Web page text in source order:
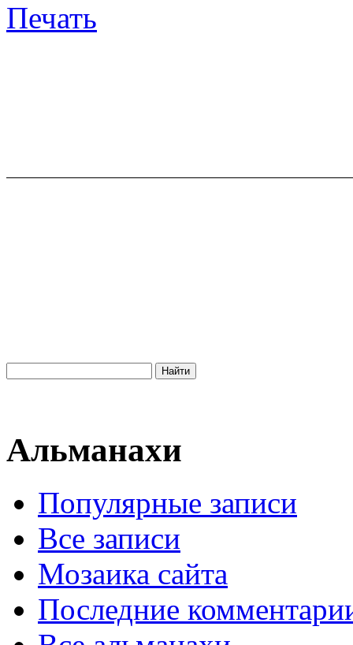
Печать
Альманахи
Популярные записи
Все записи
Мозаика сайта
Последние